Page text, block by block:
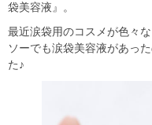
袋美容液』。
最近涙袋用のコスメが色々
ソーでも涙袋美容液があっ
た♪